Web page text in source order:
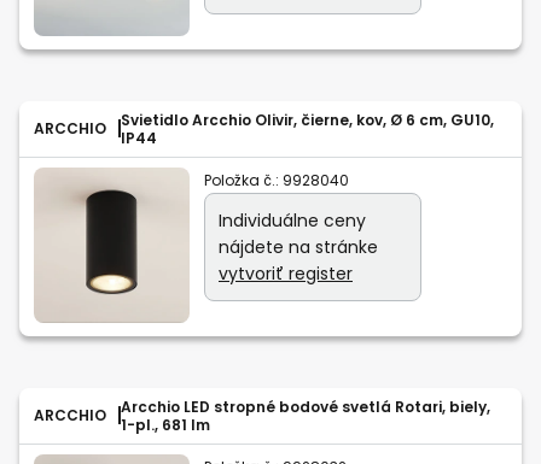
ARCCHIO
Svietidlo Arcchio Olivir, čierne, kov, Ø 6 cm, GU10,
IP44
Položka č.: 9928040
Individuálne ceny
nájdete na stránke
vytvoriť register
ARCCHIO
Arcchio LED stropné bodové svetlá Rotari, biely,
1-pl., 681 lm